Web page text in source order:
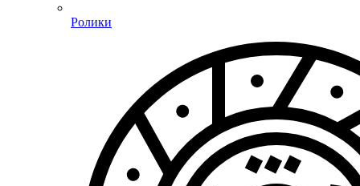
Ролики